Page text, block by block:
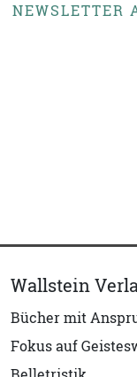
NEWSLETTER
Wallstein
Bücher mit
Fokus auf